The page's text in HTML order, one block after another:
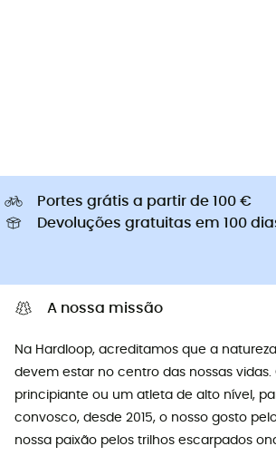
Portes grátis a partir de 100 €
Devoluções gratuitas em 100
A nossa missão
Na Hardloop, acreditamos que a
devem estar no centro das nossas vidas.
principiante ou um atleta de alto nível,
convosco, desde 2015, o nosso gosto
nossa paixão pelos trilhos escarpados